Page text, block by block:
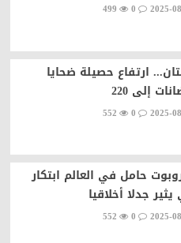
0
499
ارتفاع حصيلة ضحايا
إلى 220
0
552
حامل في العالم ابتكار
جدلا أخلاقيا
0
552